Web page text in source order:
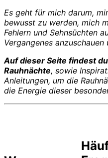
Es geht für mich darum,
bewusst zu werden, mich
Fehlern und Sehnsüchten
Vergangenes
Auf dieser Seite findest
Rauhnächte, sowie
Anleitungen, um die
die Energie dieser